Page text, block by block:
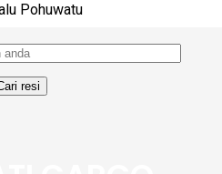
Pohuwatu